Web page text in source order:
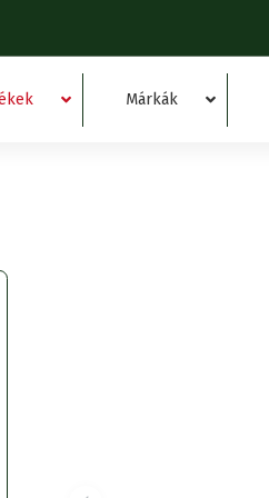
Márkák